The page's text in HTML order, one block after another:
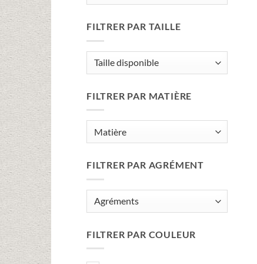
FILTRER PAR TAILLE
FILTRER PAR MATIÈRE
FILTRER PAR AGRÉMENT
FILTRER PAR COULEUR